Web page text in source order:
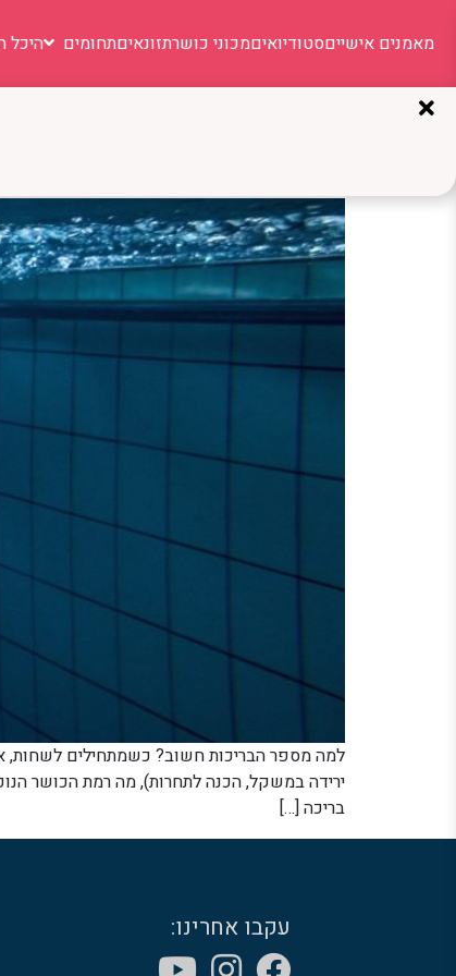
מאמנים אישייםסטודיואיםמכוני כושרתזונאיםתחומים היכל
כמה בריכות מומלץ
למה מספר הבריכות חשוב? כשמתחילים לשחות,
ירידה במשקל, הכנה לתחרות), מה רמת הכושר
בריכה […]
עקבו אחרינו: